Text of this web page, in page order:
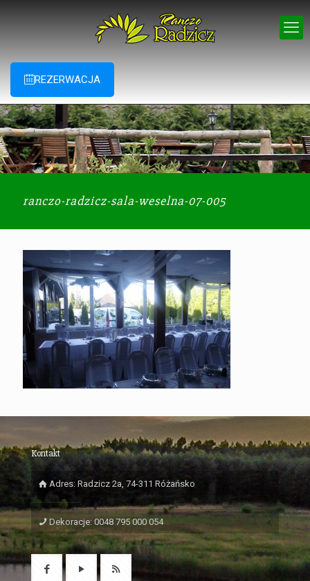
REZERWACJA
ranczo-radzicz-sala-weselna-07-005
Kontakt
Adres: Radzicz 2a, 74-311 Różańsko
Dekoracje: 0048 795 000 054